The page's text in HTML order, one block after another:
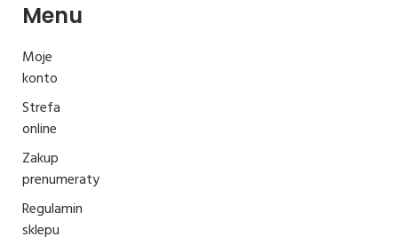
Menu
Moje
konto
Strefa
online
Zakup
prenumeraty
Regulamin
sklepu